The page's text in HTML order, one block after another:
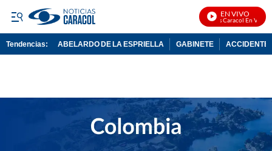
EN VIVO
Noticias Caracol En Vivo
Tendencias: ABELARDO DE LA ESPRIELLA GABINETE ACCIDENTE